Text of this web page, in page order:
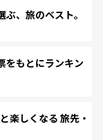
、旅のベスト。
もとにランキン
しくなる 旅先・